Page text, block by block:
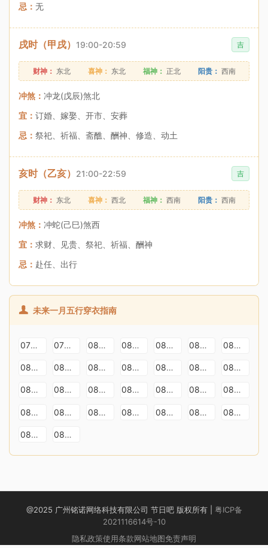
忌： 无
戌时（甲戌） 19:00-20:59 吉
财神： 东北 喜神： 东北 福神： 正北 阳贵： 西南
冲煞： 冲龙(戊辰)煞北
宜： 订婚、嫁娶、开市、安葬
忌： 祭祀、祈福、斋醮、酬神、修造、动土
亥时（乙亥） 21:00-22:59 吉
财神： 东北 喜神： 西北 福神： 西南 阳贵： 西南
冲煞： 冲蛇(己巳)煞西
宜： 求财、见贵、祭祀、祈福、酬神
忌： 赴任、出行
未来一月五行穿衣指南
07月30日穿衣指南 07月31日穿衣指南 08月01日穿衣指南 08月02日穿衣指南 08月03日穿衣指南 08月04日穿衣指南 08月05日穿衣指南
08月06日穿衣指南 08月07日穿衣指南 08月08日穿衣指南 08月09日穿衣指南 08月10日穿衣指南 08月11日穿衣指南 08月12日穿衣指南
08月13日穿衣指南 08月14日穿衣指南 08月15日穿衣指南 08月16日穿衣指南 08月17日穿衣指南 08月18日穿衣指南 08月19日穿衣指南
08月20日穿衣指南 08月21日穿衣指南 08月22日穿衣指南 08月23日穿衣指南 08月24日穿衣指南 08月25日穿衣指南 08月26日穿衣指南
08月27日穿衣指南 08月28日穿衣指南
@2025 广州铭诺网络科技有限公司 节日吧 版权所有 | 粤ICP备
2021116614号-10
隐私政策使用条款网站地图免责声明